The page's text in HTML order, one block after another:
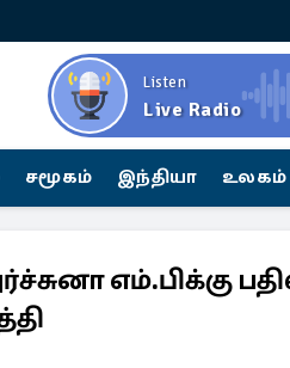
Listen
Live Radio
சமூகம் இந்தியா உலகம்
எம்.பிக்கு